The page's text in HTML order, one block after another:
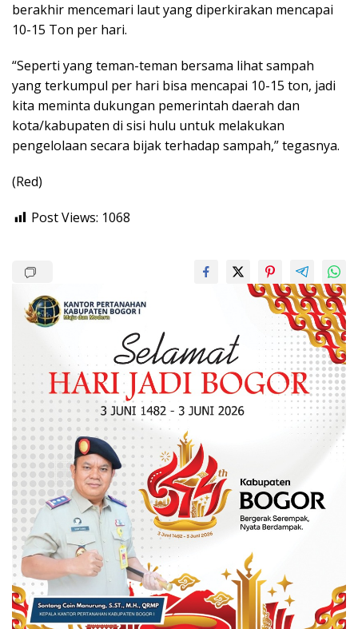
berakhir mencemari laut yang diperkirakan mencapai
10-15 Ton per hari.
“Seperti yang teman-teman bersama lihat sampah
yang terkumpul per hari bisa mencapai 10-15 ton, jadi
kita meminta dukungan pemerintah daerah dan
kota/kabupaten di sisi hulu untuk melakukan
pengelolaan secara bijak terhadap sampah,” tegasnya.
(Red)
Post Views: 1068